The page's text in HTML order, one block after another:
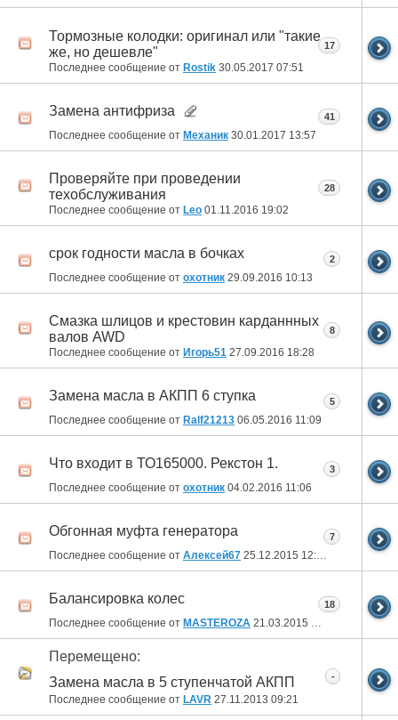
Тормозные колодки: оригинал или "такие
же, но дешевле"
Последнее сообщение от Rostik 30.05.2017 07:51
17
Замена антифриза
Последнее сообщение от Механик 30.01.2017 13:57
41
Проверяйте при проведении
техобслуживания
Последнее сообщение от Leo 01.11.2016 19:02
28
срок годности масла в бочках
Последнее сообщение от охотник 29.09.2016 10:13
2
Смазка шлицов и крестовин карданнных
валов AWD
Последнее сообщение от Игорь51 27.09.2016 18:28
8
Замена масла в АКПП 6 ступка
Последнее сообщение от Ralf21213 06.05.2016 11:09
5
Что входит в ТО165000. Рекстон 1.
Последнее сообщение от охотник 04.02.2016 11:06
3
Обгонная муфта генератора
Последнее сообщение от Алексей67 25.12.2015 12:01
7
Балансировка колес
Последнее сообщение от MASTEROZA 21.03.2015 14:28
18
Перемещено:
Замена масла в 5 ступенчатой АКПП
Последнее сообщение от LAVR 27.11.2013 09:21
-